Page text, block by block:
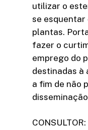
utilizar o
se esquentar
plantas.
fazer o
emprego do
destinadas à
a fim de não